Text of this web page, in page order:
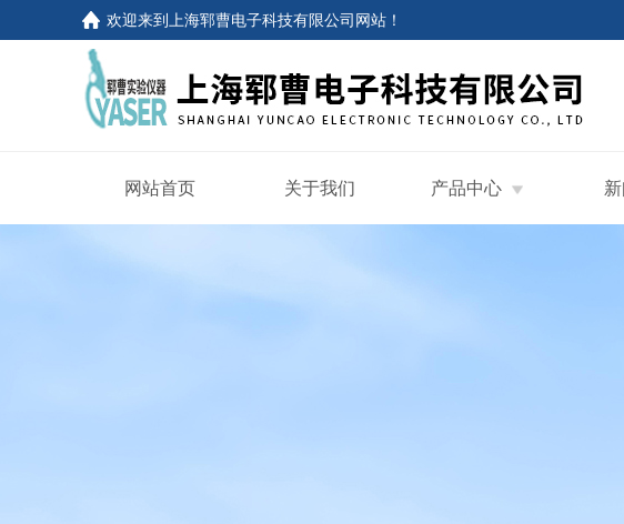
欢迎来到 上海郓曹电子科技有限公司网站 ！
网站首页 关于我们 产品中心